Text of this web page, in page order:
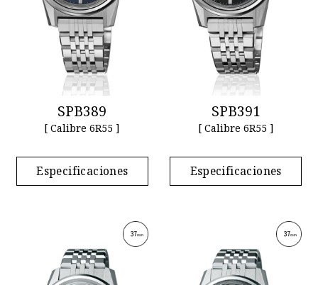
SPB389
[ Calibre 6R55 ]
Especificaciones
SPB391
[ Calibre 6R55 ]
Especificaciones